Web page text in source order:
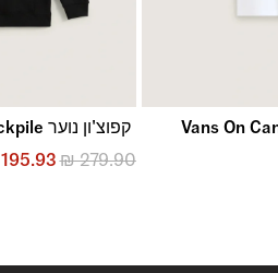
קפוצ'ון נוער Stockpile
₪279.90
195.93